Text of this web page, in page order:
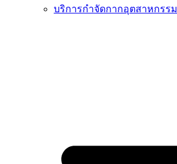
บริการกำจัดกากอุตสาหกรรม